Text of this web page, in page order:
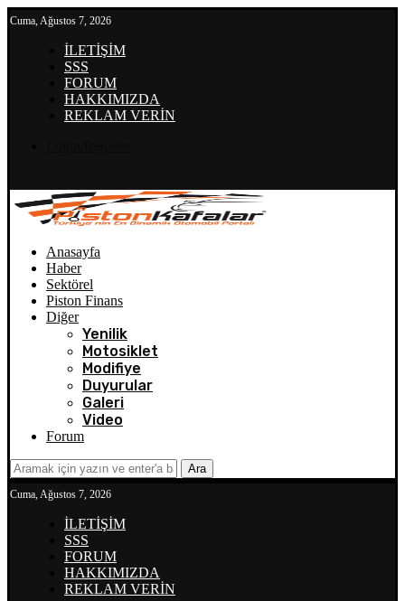
Cuma, Ağustos 7, 2026
İLETİŞİM
SSS
FORUM
HAKKIMIZDA
REKLAM VERİN
Anasayfa
Haber
Sektörel
Piston Finans
Diğer
Yenilik
Motosiklet
Modifiye
Duyurular
Galeri
Video
Forum
Ara
Cuma, Ağustos 7, 2026
İLETİŞİM
SSS
FORUM
HAKKIMIZDA
REKLAM VERİN